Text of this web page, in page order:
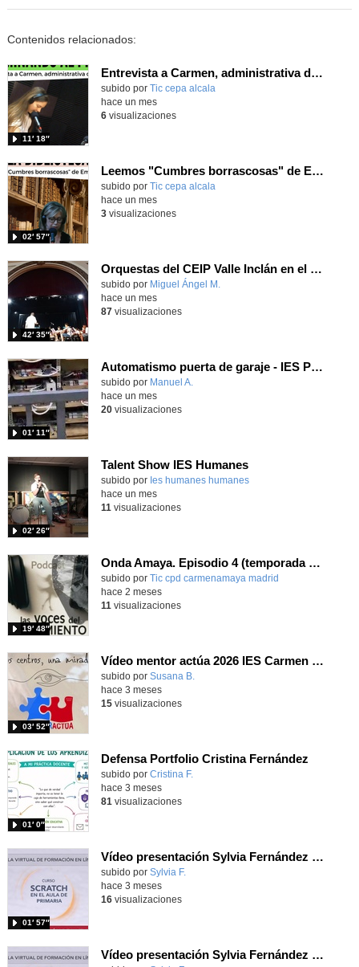
Contenidos relacionados:
Entrevista a Carmen, administrativa del centro
subido por Tic cepa alcala
11′ 18″
hace un mes
6visualizaciones
Leemos "Cumbres borrascosas" de Emily Brontë
subido por Tic cepa alcala
02′ 57″
hace un mes
3visualizaciones
Orquestas del CEIP Valle Inclán en el IES Ramiro de Maeztu
Contenido educativo.
subido por Miguel Ángel M.
42′ 35″
hace un mes
87visualizaciones
Automatismo puerta de garaje - IES Pacifico
Contenido educativo.
subido por Manuel A.
01′ 11″
hace un mes
20visualizaciones
Talent Show IES Humanes
subido por Ies humanes humanes
02′ 26″
-
hace un mes
11 visualizaciones
Onda Amaya. Episodio 4 (temporada 2): "La Capitana"
Contenido educativo.
subido por Tic cpd carmenamaya madrid
19′ 48″
hace 2 meses
11 visualizaciones
Vídeo mentor actúa 2026 IES Carmen Conde y Margarita Salas
Contenido educativo.
subido por Susana B.
03′ 52″
hace 3 meses
15visualizaciones
Defensa Portfolio Cristina Fernández
subido por Cristina F.
01′ 0″
hace 3 meses
81 visualizaciones
Vídeo presentación Sylvia Fernández Cardador Actividad 1.1
subido por Sylvia F.
01′ 57″
hace 3 meses
16visualizaciones
Vídeo presentación Sylvia Fernández Cardador Actividad 1.1.